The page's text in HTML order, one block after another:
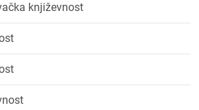
književnost